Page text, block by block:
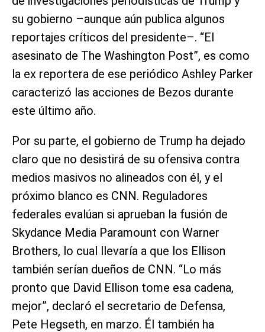
su gobierno –aunque aún publica algunos
reportajes críticos del presidente–. “El
asesinato de The Washington Post”, es como
la ex reportera de ese periódico Ashley Parker
caracterizó las acciones de Bezos durante
este último año.
Por su parte, el gobierno de Trump ha dejado
claro que no desistirá de su ofensiva contra
medios masivos no alineados con él, y el
próximo blanco es CNN. Reguladores
federales evalúan si aprueban la fusión de
Skydance Media Paramount con Warner
Brothers, lo cual llevaría a que los Ellison
también serían dueños de CNN. “Lo más
pronto que David Ellison tome esa cadena,
mejor”, declaró el secretario de Defensa,
Pete Hegseth, en marzo. Él también ha